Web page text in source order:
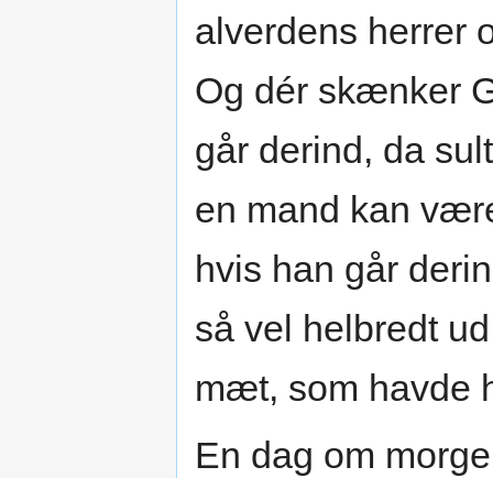
alverdens herrer
Og dér skænker
går derind, da
en mand kan
hvis han går
så vel helbredt
mæt, som havde
En dag om